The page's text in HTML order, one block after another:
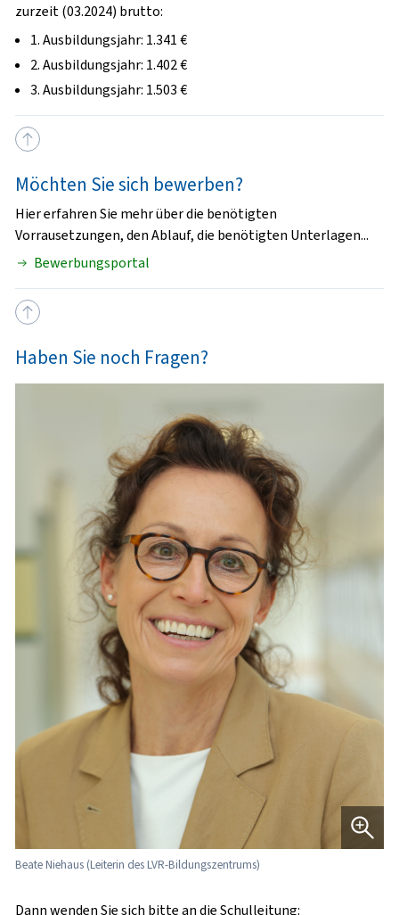
zurzeit (03.2024) brutto:
1. Ausbildungsjahr: 1.341 €
2. Ausbildungsjahr: 1.402 €
3. Ausbildungsjahr: 1.503 €
Möchten Sie sich bewerben?
Hier erfahren Sie mehr über die benötigten
Vorrausetzungen, den Ablauf, die benötigten Unterlagen...
Bewerbungsportal
Haben Sie noch Fragen?
Beate Niehaus (Leiterin des LVR-Bildungszentrums)
Dann wenden Sie sich bitte an die Schulleitung: